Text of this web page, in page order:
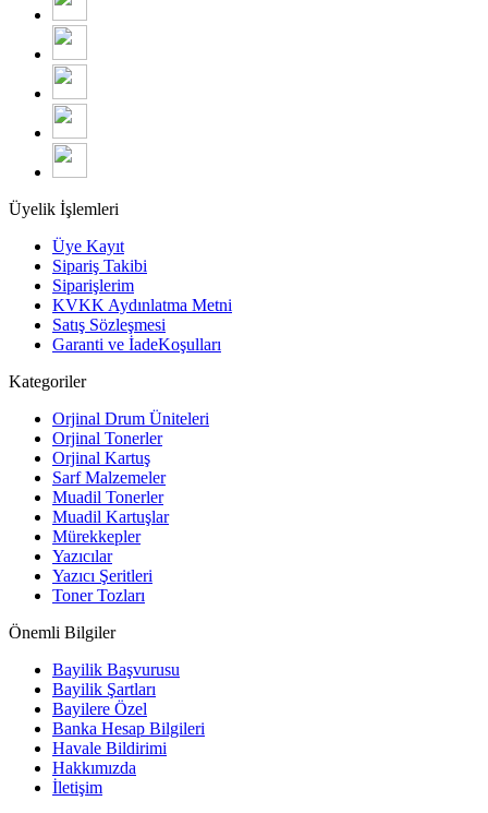
Üyelik İşlemleri
Üye Kayıt
Sipariş Takibi
Siparişlerim
KVKK Aydınlatma Metni
Satış Sözleşmesi
Garanti ve İadeKoşulları
Kategoriler
Orjinal Drum Üniteleri
Orjinal Tonerler
Orjinal Kartuş
Sarf Malzemeler
Muadil Tonerler
Muadil Kartuşlar
Mürekkepler
Yazıcılar
Yazıcı Şeritleri
Toner Tozları
Önemli Bilgiler
Bayilik Başvurusu
Bayilik Şartları
Bayilere Özel
Banka Hesap Bilgileri
Havale Bildirimi
Hakkımızda
İletişim